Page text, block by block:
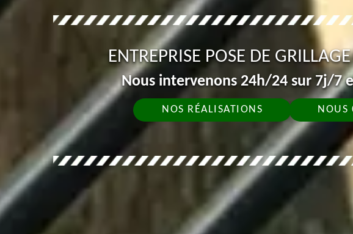
ENTREPRISE POSE DE
Nous intervenons 24h/24 sur 7j/7
NOS RÉALISATIONS NOUS